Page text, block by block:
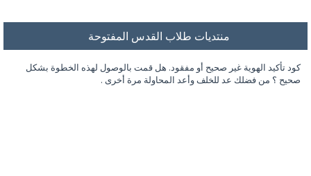
منتديات طلاب القدس المفتوحة
كود تأكيد الهوية غير صحيح أو مفقود. هل قمت بالوصول لهذه الخطوة بشكل
صحيح ؟ من فضلك عد للخلف وأعد المحاولة مرة أخرى .